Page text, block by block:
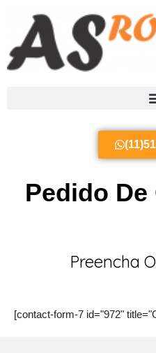
conteúdo
Pedido
Preencha
[contact-form-7 id="972"